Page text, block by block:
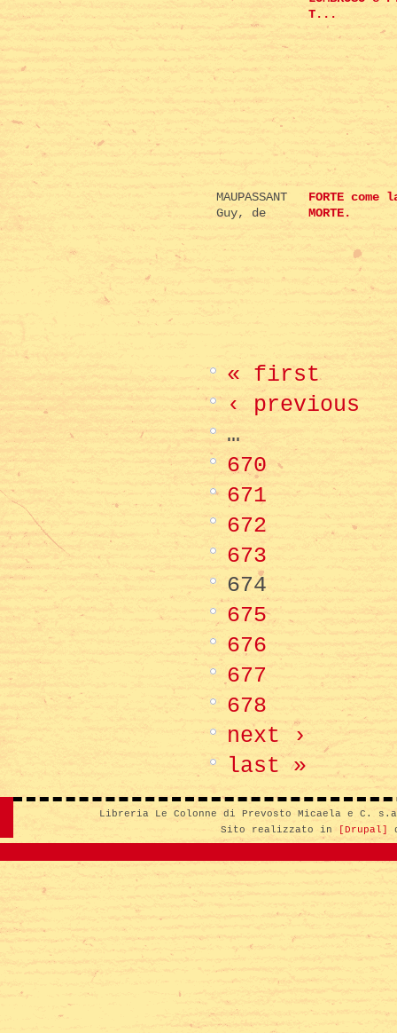
T...
MAUPASSANT
Guy, de
FORTE come
MORTE.
« first
‹ previous
…
670
671
672
673
674
675
676
677
678
next ›
last »
Libreria Le Colonne di Prevosto Micaela e C.
Sito realizzato in
[Drupal]